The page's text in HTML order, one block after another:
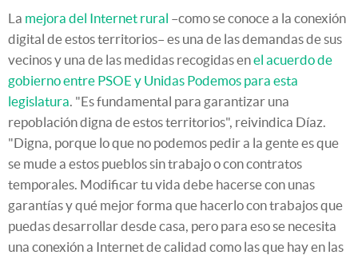
La mejora del Internet rural –como se conoce a la conexión
digital de estos territorios– es una de las demandas de sus
vecinos y una de las medidas recogidas enel acuerdo de
gobierno entre PSOE y Unidas Podemos para esta
legislatura. "Es fundamental para garantizar una
repoblación digna de estos territorios", reivindica Díaz.
"Digna, porque lo que no podemos pedir a la gente es que
se mude a estos pueblos sin trabajo o con contratos
temporales. Modificar tu vida debe hacerse con unas
garantías y qué mejor forma que hacerlo con trabajos que
puedas desarrollar desde casa, pero para eso se necesita
una conexión a Internet de calidad como las que hay en las